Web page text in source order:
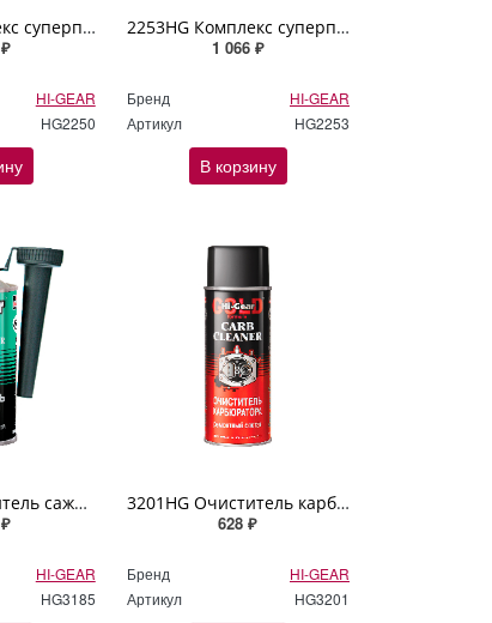
2250HG Комплекс суперприсадок к маслу для старых двигателей с SMT2 Hi Gear 444мл
HI-GEAR
HG2250
2253HG Комплекс суперприсадок к маслу для дизельных двигателей (содержит SMT2) Hi Gear 444мл
1 066 ₽
Бренд
HI-GEAR
Артикул
HG2253
В корзину
3185HG Очиститель сажевого фильтра DPF Hi-Gear 325мл
HI-GEAR
HG3185
3201HG Очиститель карбюратора (аэрозоль) Hi Gear 312г
628 ₽
Бренд
HI-GEAR
Артикул
HG3201